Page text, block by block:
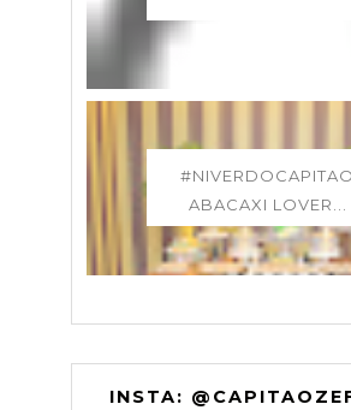
#NIVERDOCAPITAO
ABACAXI LOVER...
INSTA: